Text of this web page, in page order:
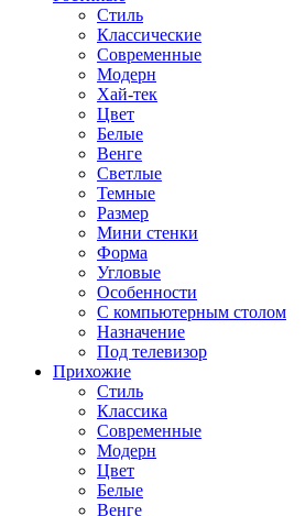
Стиль
Классические
Современные
Модерн
Хай-тек
Цвет
Белые
Венге
Светлые
Темные
Размер
Мини стенки
Форма
Угловые
Особенности
С компьютерным столом
Назначение
Под телевизор
Прихожие
Стиль
Классика
Современные
Модерн
Цвет
Белые
Венге